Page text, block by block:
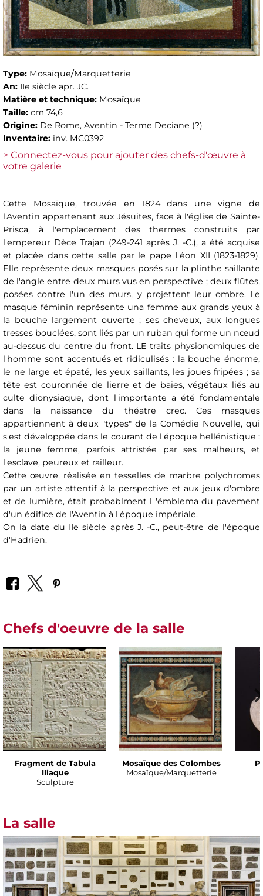
Type: Mosaïque/Marquetterie
An: IIe siècle apr. JC.
Matière et technique: Mosaïque
Taille: cm 74,6
Origine: De Rome, Aventin - Terme Deciane (?)
Inventaire: inv. MC0392
> Connectez-vous pour ajouter des chefs-d'œuvre à
votre galerie
Cette Mosaïque, trouvée en 1824 dans une vigne de
l'Aventin appartenant aux Jésuites, face à l'église de Sainte-
Prisca, à l'emplacement des thermes construits par
l'empereur Dèce Trajan (249-241 après J. -C.), a été acquise
et placée dans cette salle par le pape Léon XII (1823-1829).
Elle représente deux masques posés sur la plinthe saillante
de l'angle entre deux murs vus en perspective ; deux flûtes,
posées contre l'un des murs, y projettent leur ombre. Le
masque féminin représente una femme aux grands yeux à
la bouche largement ouverte ; ses cheveux, aux longues
tresses bouclées, sont liés par un ruban qui forme un nœud
au-dessus du centre du front. LE traits physionomiques de
l'homme sont accentués et ridiculisés : la bouche énorme,
le ne large et épaté, les yeux saillants, les joues fripées ; sa
tête est couronnée de lierre et de baies, végétaux liés au
culte dionysiaque, dont l'importante a été fondamentale
dans la naissance du théatre crec. Ces masques
appartiennent à deux "types" de la Comédie Nouvelle, qui
s'est développée dans le courant de l'époque hellénistique :
la jeune femme, parfois attristée par ses malheurs, et
l'esclave, peureux et railleur.
Cette œuvre, réalisée en tesselles de marbre polychromes
par un artiste attentif à la perspective et aux jeux d'ombre
et de lumière, était probablment l 'émblema du pavement
d'un édifice de l'Aventin à l'époque impériale.
On la date du IIe siècle après J. -C., peut-être de l'époque
d'Hadrien.
Chefs d'oeuvre de la salle
Fragment de Tabula
Iliaque
Sculpture
Mosaïque des Colombes
Mosaïque/Marquetterie
La salle